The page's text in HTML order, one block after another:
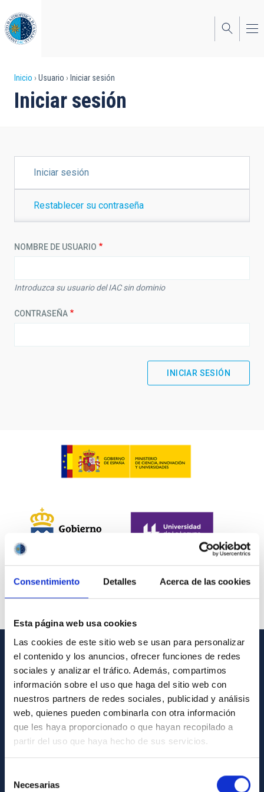
Consentimiento Detalles Acerca de las cookies
Esta página web usa cookies
Las cookies de este sitio web se usan para personalizar
el contenido y los anuncios, ofrecer funciones de redes
sociales y analizar el tráfico. Además, compartimos
información sobre el uso que haga del sitio web con
nuestros partners de redes sociales, publicidad y análisis
web, quienes pueden combinarla con otra información
que les haya proporcionado o que hayan recopilado a
partir del uso que haya hecho de sus servicios.
Necesarias
al
contenido
principal
Sobrescribir
enlaces
la
navegación
Inicio Usuario Iniciar sesión
Iniciar sesión
PRINCIPALES
Iniciar sesión
Restablecer su contraseña
NOMBRE DE USUARIO
Introduzca su usuario del IAC sin dominio
CONTRASEÑA
INFORMACIÓN GENERAL
Contacto
Cómo llegar al IAC
Directorio de personal
Biblioteca